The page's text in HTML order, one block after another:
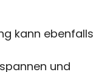
kann ebenfalls
und